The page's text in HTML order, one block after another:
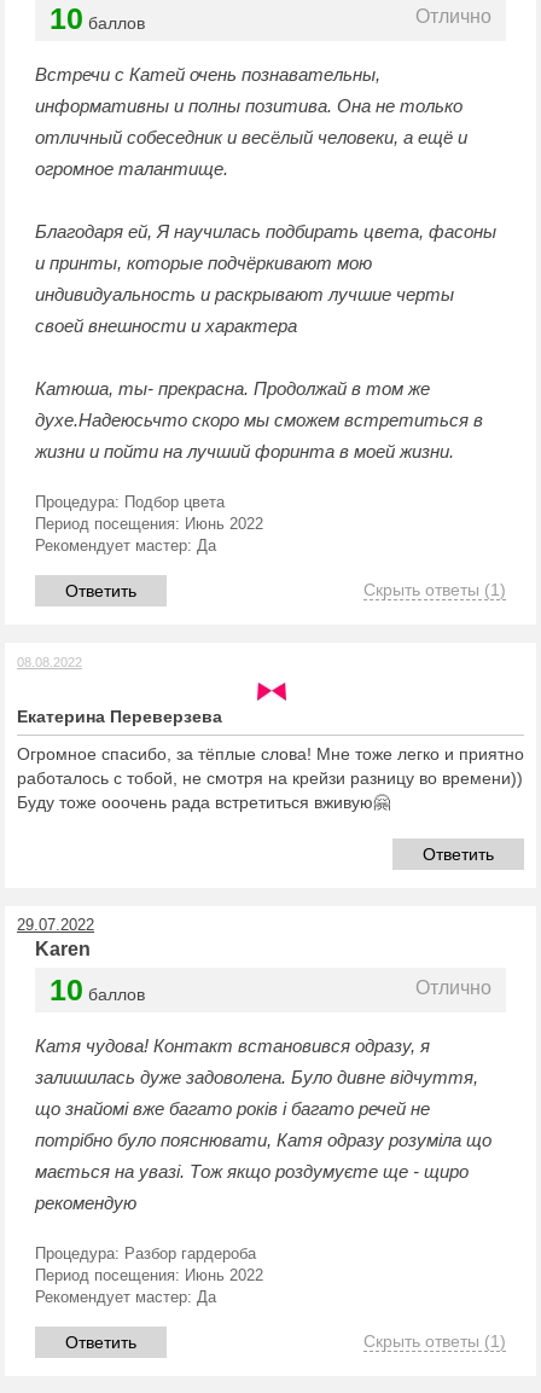
10 баллов Отлично
Встречи с Катей очень познавательны,
информативны и полны позитива. Она не только
отличный собеседник и весёлый человеки, а ещё и
огромное талантище.
Благодаря ей, Я научилась подбирать цвета, фасоны
и принты, которые подчёркивают мою
индивидуальность и раскрывают лучшие черты
своей внешности и характера
Катюша, ты- прекрасна. Продолжай в том же
духе.Надеюсьчто скоро мы сможем встретиться в
жизни и пойти на лучший форинта в моей жизни.
Процедура: Подбор цвета
Период посещения: Июнь 2022
Рекомендует мастер: Да
Ответить Скрыть ответы (1)
08.08.2022
Екатерина Переверзева
Огромное спасибо, за тёплые слова! Мне тоже легко и приятно
работалось с тобой, не смотря на крейзи разницу во времени))
Буду тоже ооочень рада встретиться вживую🤗
Ответить
29.07.2022
Karen
10 баллов Отлично
Катя чудова! Контакт встановився одразу, я
залишилась дуже задоволена. Було дивне відчуття,
що знайомі вже багато років і багато речей не
потрібно було пояснювати, Катя одразу розуміла що
мається на увазі. Тож якщо роздумуєте ще - щиро
рекомендую
Процедура: Разбор гардероба
Период посещения: Июнь 2022
Рекомендует мастер: Да
Ответить Скрыть ответы (1)